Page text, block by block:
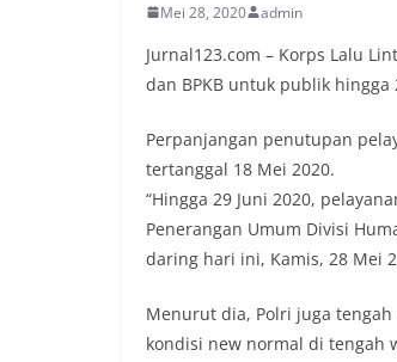
Mei 28, 2020 admin
Jurnal123.com – Korps Lalu
dan BPKB untuk publik hingga
Perpanjangan penutupan
tertanggal 18 Mei 2020.
“Hingga 29 Juni 2020,
Penerangan Umum Divisi
daring hari ini, Kamis, 28 Mei
Menurut dia, Polri juga tengah
kondisi new normal di tengah